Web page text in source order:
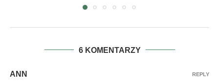
6 KOMENTARZY
ANN REPLY